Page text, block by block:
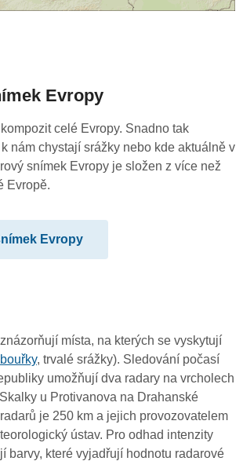
Evropy
celé Evropy. Snadno tak
nám chystají srážky nebo kde aktuálně v
snímek Evropy je složen z více než
Evropě.
Evropy
místa, na kterých se vyskytují
bouřky, trvalé srážky). Sledování počasí
umožňují dva radary na vrcholech
u Protivanova na Drahanské
je 250 km a jejich provozovatelem
ústav. Pro odhad intenzity
barvy, které vyjadřují hodnotu radarové